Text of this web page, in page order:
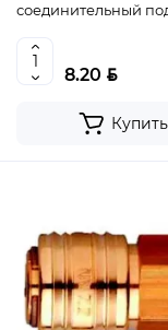
соединительный
хомутами 8-12мм 2шт.,
HOEGERT,
8.20 BYN
Купить